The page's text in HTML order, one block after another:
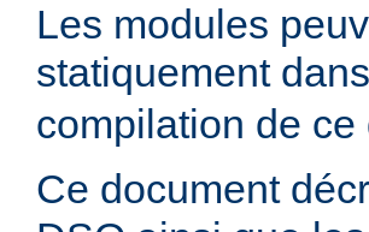
Les modules
statiquement
compilation de ce
Ce document